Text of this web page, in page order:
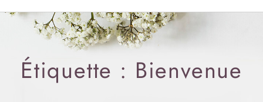
Étiquette : Bienvenue